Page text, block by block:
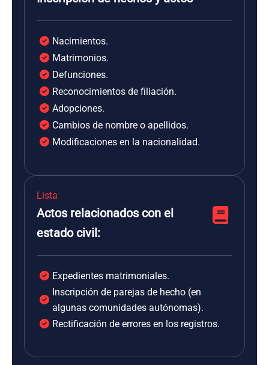
Nacimientos.
Matrimonios.
Defunciones.
Reconocimientos de filiación.
Adopciones.
Cambios de nombre o apellidos.
Modificaciones en la nacionalidad.
Lista
Actos relacionados con el
estado civil:
Expedientes matrimoniales.
Inscripción de parejas de hecho (en
algunas comunidades autónomas).
Rectificación de errores en los registros.